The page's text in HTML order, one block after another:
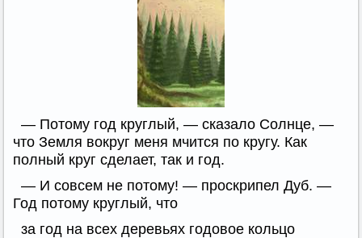
— Потому год круглый, — сказало Солнце, —
что Земля вокруг меня мчится по кругу. Как
полный круг сделает, так и год.
— И совсем не потому! — проскрипел Дуб. —
Год потому круглый, что
за год на всех деревьях годовое кольцо